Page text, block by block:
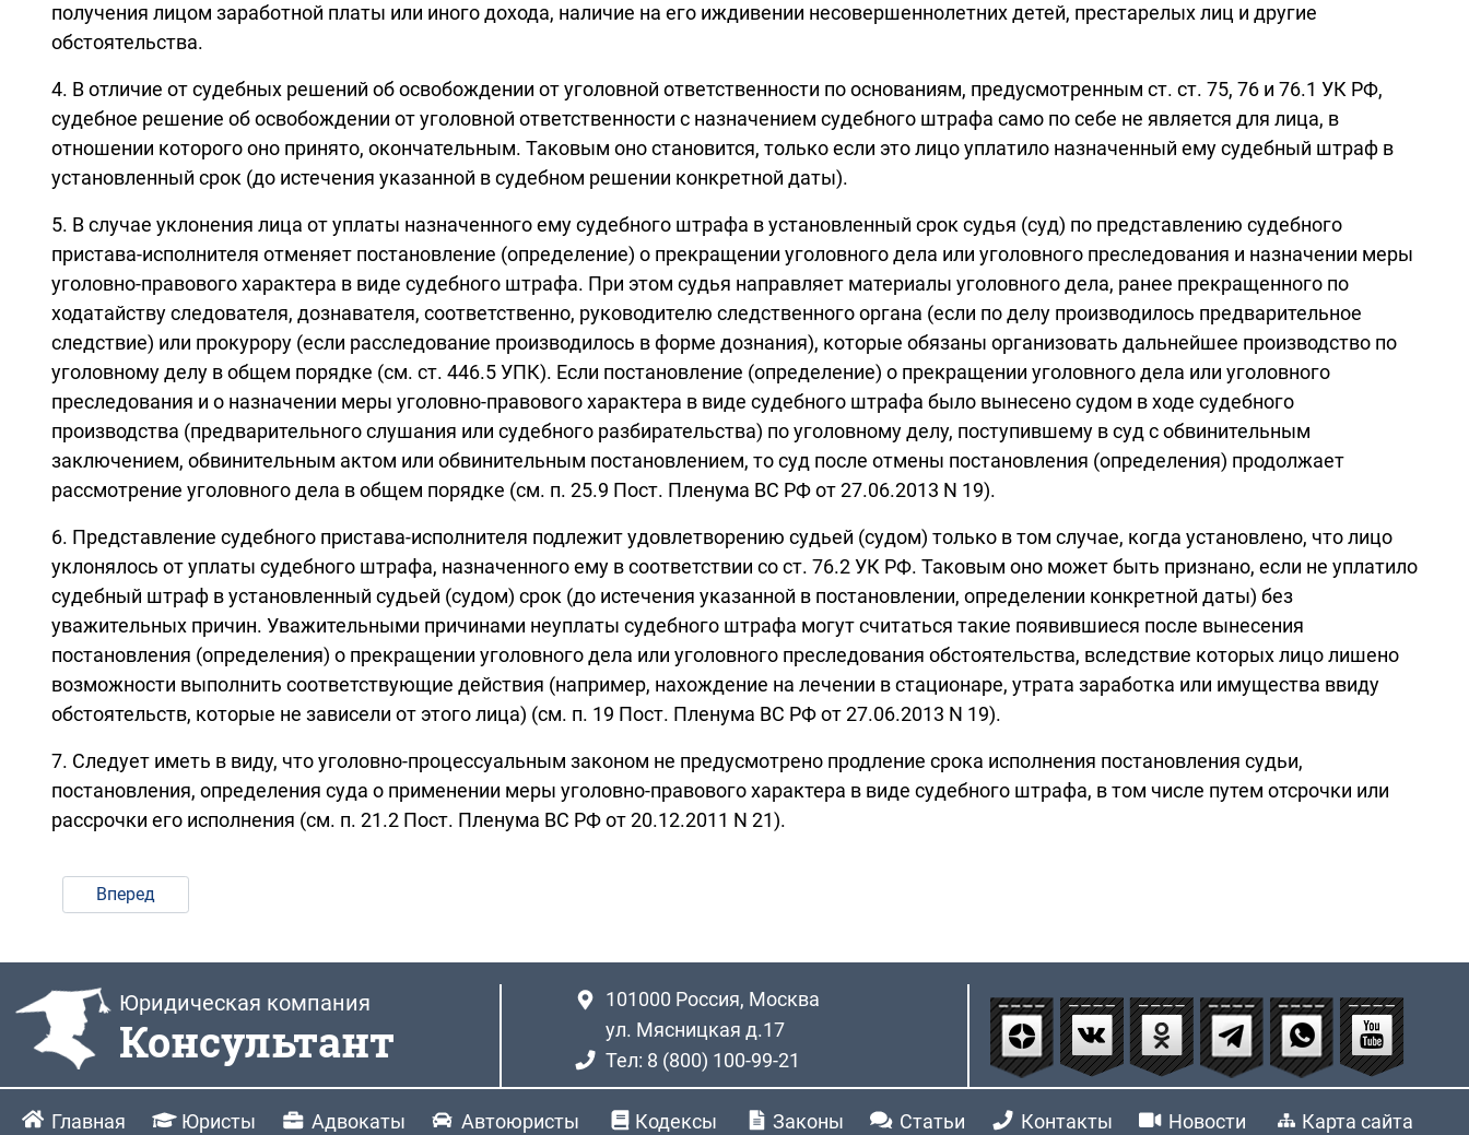
получения лицом заработной платы или иного дохода, наличие на его иждивении несовершеннолетних детей, престарелых лиц и другие
обстоятельства.
4. В отличие от судебных решений об освобождении от уголовной ответственности по основаниям, предусмотренным ст. ст. 75, 76 и 76.1 УК РФ,
судебное решение об освобождении от уголовной ответственности с назначением судебного штрафа само по себе не является для лица, в
отношении которого оно принято, окончательным. Таковым оно становится, только если это лицо уплатило назначенный ему судебный штраф в
установленный срок (до истечения указанной в судебном решении конкретной даты).
5. В случае уклонения лица от уплаты назначенного ему судебного штрафа в установленный срок судья (суд) по представлению судебного
пристава-исполнителя отменяет постановление (определение) о прекращении уголовного дела или уголовного преследования и назначении меры
уголовно-правового характера в виде судебного штрафа. При этом судья направляет материалы уголовного дела, ранее прекращенного по
ходатайству следователя, дознавателя, соответственно, руководителю следственного органа (если по делу производилось предварительное
следствие) или прокурору (если расследование производилось в форме дознания), которые обязаны организовать дальнейшее производство по
уголовному делу в общем порядке (см. ст. 446.5 УПК). Если постановление (определение) о прекращении уголовного дела или уголовного
преследования и о назначении меры уголовно-правового характера в виде судебного штрафа было вынесено судом в ходе судебного
производства (предварительного слушания или судебного разбирательства) по уголовному делу, поступившему в суд с обвинительным
заключением, обвинительным актом или обвинительным постановлением, то суд после отмены постановления (определения) продолжает
рассмотрение уголовного дела в общем порядке (см. п. 25.9 Пост. Пленума ВС РФ от 27.06.2013 N 19).
6. Представление судебного пристава-исполнителя подлежит удовлетворению судьей (судом) только в том случае, когда установлено, что лицо
уклонялось от уплаты судебного штрафа, назначенного ему в соответствии со ст. 76.2 УК РФ. Таковым оно может быть признано, если не уплатило
судебный штраф в установленный судьей (судом) срок (до истечения указанной в постановлении, определении конкретной даты) без
уважительных причин. Уважительными причинами неуплаты судебного штрафа могут считаться такие появившиеся после вынесения
постановления (определения) о прекращении уголовного дела или уголовного преследования обстоятельства, вследствие которых лицо лишено
возможности выполнить соответствующие действия (например, нахождение на лечении в стационаре, утрата заработка или имущества ввиду
обстоятельств, которые не зависели от этого лица) (см. п. 19 Пост. Пленума ВС РФ от 27.06.2013 N 19).
7. Следует иметь в виду, что уголовно-процессуальным законом не предусмотрено продление срока исполнения постановления судьи,
постановления, определения суда о применении меры уголовно-правового характера в виде судебного штрафа, в том числе путем отсрочки или
рассрочки его исполнения (см. п. 21.2 Пост. Пленума ВС РФ от 20.12.2011 N 21).
Вперед
Юридическая компания
Консультант
101000 Россия, Москва
ул. Мясницкая д.17
Тел: 8 (800) 100-99-21
Главная Юристы Адвокаты Автоюристы Кодексы Законы Статьи Контакты Новости Карта сайта